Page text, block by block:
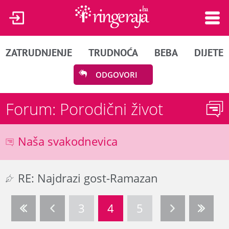
ZATRUDNJENJE TRUDNOĆA BEBA DIJETE
ODGOVORI
Forum: Porodični život
Naša svakodnevica
RE: Najdrazi gost-Ramazan
3
4 5